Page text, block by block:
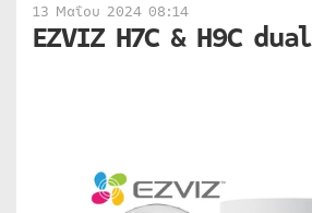
13 Μαΐου 2024 08:14
EZVIZ H7C & H9C dual